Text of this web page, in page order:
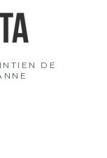
DE